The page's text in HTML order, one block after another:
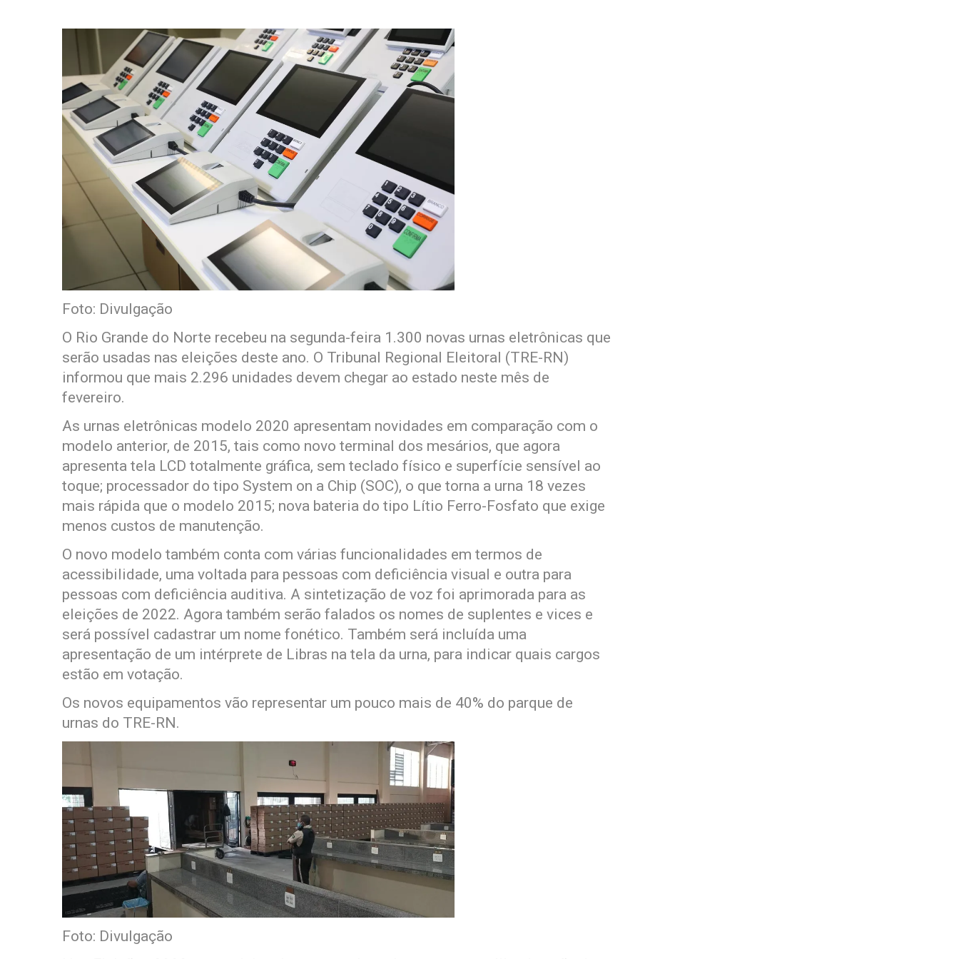
Foto: Divulgação
O Rio Grande do Norte recebeu na segunda-feira 1.300 novas urnas eletrônicas que
serão usadas nas eleições deste ano. O Tribunal Regional Eleitoral (TRE-RN)
informou que mais 2.296 unidades devem chegar ao estado neste mês de
fevereiro.
As urnas eletrônicas modelo 2020 apresentam novidades em comparação com o
modelo anterior, de 2015, tais como novo terminal dos mesários, que agora
apresenta tela LCD totalmente gráfica, sem teclado físico e superfície sensível ao
toque; processador do tipo System on a Chip (SOC), o que torna a urna 18 vezes
mais rápida que o modelo 2015; nova bateria do tipo Lítio Ferro-Fosfato que exige
menos custos de manutenção.
O novo modelo também conta com várias funcionalidades em termos de
acessibilidade, uma voltada para pessoas com deficiência visual e outra para
pessoas com deficiência auditiva. A sintetização de voz foi aprimorada para as
eleições de 2022. Agora também serão falados os nomes de suplentes e vices e
será possível cadastrar um nome fonético. Também será incluída uma
apresentação de um intérprete de Libras na tela da urna, para indicar quais cargos
estão em votação.
Os novos equipamentos vão representar um pouco mais de 40% do parque de
urnas do TRE-RN.
Foto: Divulgação